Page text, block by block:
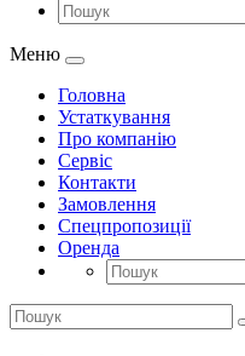
Меню
Головна
Устаткування
Про компанію
Сервіс
Контакти
Замовлення
Спецпропозиції
Оренда